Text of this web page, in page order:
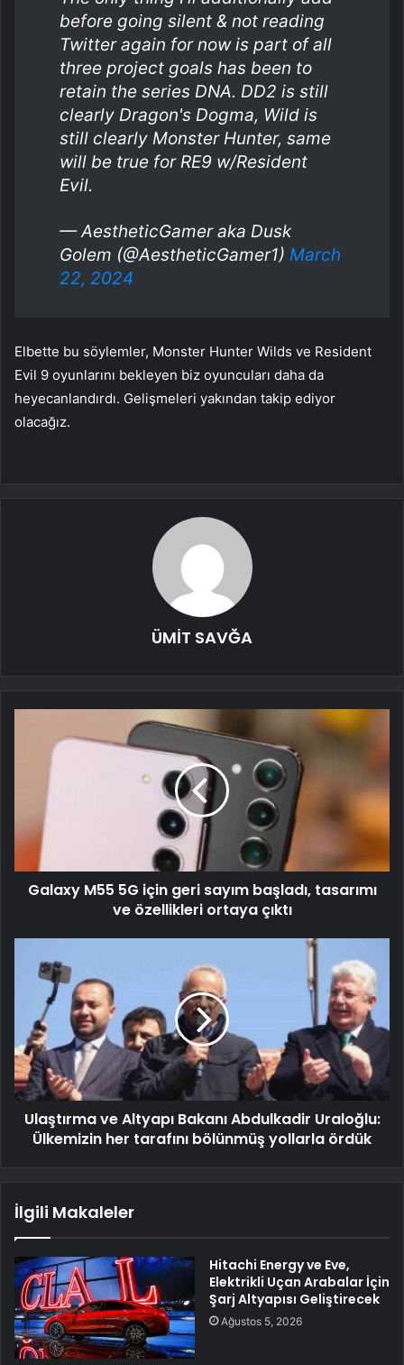
before going silent & not reading
Twitter again for now is part of all
three project goals has been to
retain the series DNA. DD2 is still
clearly Dragon's Dogma, Wild is
still clearly Monster Hunter, same
will be true for RE9 w/Resident
Evil.
— AestheticGamer aka Dusk
Golem (@AestheticGamer1) March
22, 2024
Elbette bu söylemler, Monster Hunter Wilds ve Resident
Evil 9 oyunlarını bekleyen biz oyuncuları daha da
heyecanlandırdı. Gelişmeleri yakından takip ediyor
olacağız.
ÜMİT SAVĞA
Galaxy M55 5G için geri sayım başladı, tasarımı
ve özellikleri ortaya çıktı
Ulaştırma ve Altyapı Bakanı Abdulkadir Uraloğlu:
Ülkemizin her tarafını bölünmüş yollarla ördük
İlgili Makaleler
Hitachi Energy ve Eve,
Elektrikli Uçan Arabalar İçin
Şarj Altyapısı Geliştirecek
Ağustos 5, 2026